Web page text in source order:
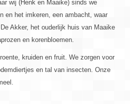
wij (Henk en Maaike) sinds we
en het imkeren, een ambacht, waar
Akker, het ouderlijk huis van Maaike
en korenbloemen.
kruiden en fruit. We zorgen voor
en tal van insecten. Onze